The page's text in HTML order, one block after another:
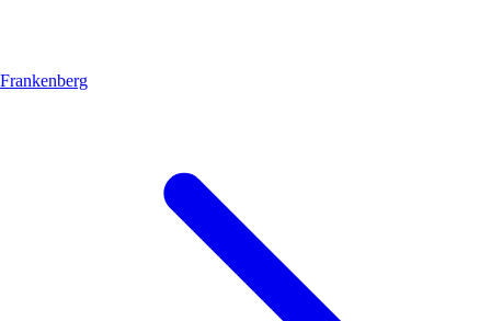
Frankenberg